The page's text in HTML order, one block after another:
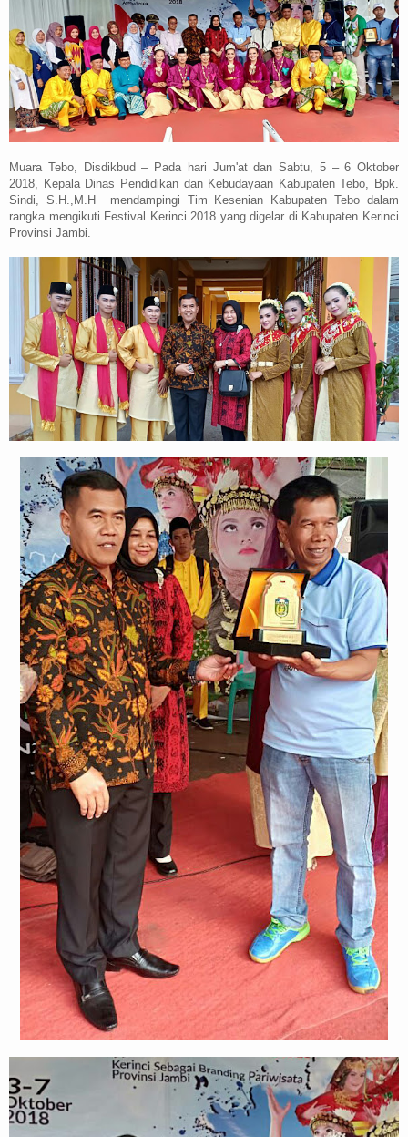
Muara Tebo, Disdikbud – Pada hari Jum'at dan Sabtu, 5 – 6 Oktober
2018, Kepala Dinas Pendidikan dan Kebudayaan Kabupaten Tebo, Bpk.
Sindi, S.H.,M.H
mendampingi Tim Kesenian Kabupaten Tebo dalam
rangka mengikuti Festival Kerinci 2018 yang digelar di Kabupaten Kerinci
Provinsi Jambi.